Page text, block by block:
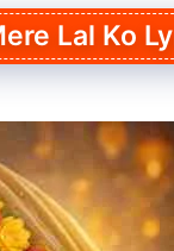
Lal Ko